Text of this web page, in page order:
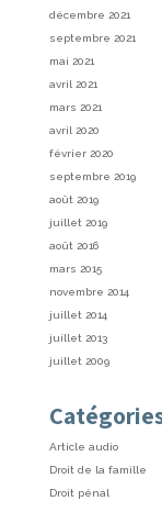
décembre 2021
septembre 2021
mai 2021
avril 2021
mars 2021
avril 2020
février 2020
septembre 2019
août 2019
juillet 2019
août 2016
mars 2015
novembre 2014
juillet 2014
juillet 2013
juillet 2009
Article audio
Droit de la famille
Droit pénal